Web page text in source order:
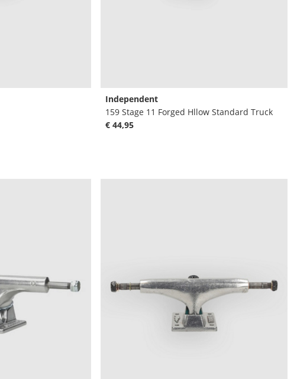
Independent
159 Stage 11 Forged Hllow Standard Truck
€ 44,95